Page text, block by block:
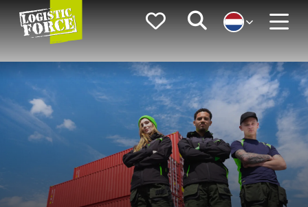
Logistic
Force
FavorietenZoeken